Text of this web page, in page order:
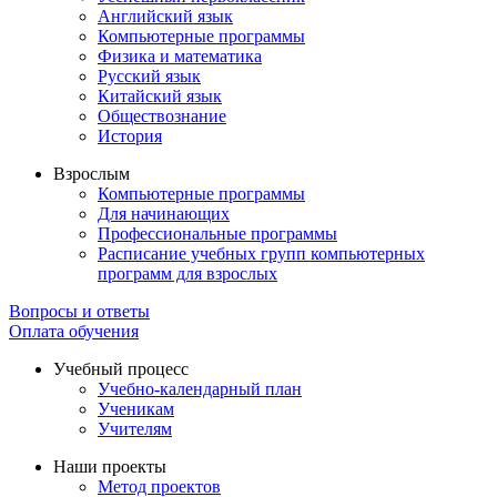
Английский язык
Компьютерные программы
Физика и математика
Русский язык
Китайский язык
Обществознание
История
Взрослым
Компьютерные программы
Для начинающих
Профессиональные программы
Расписание учебных групп компьютерных
программ для взрослых
Вопросы и ответы
Оплата обучения
Учебный процесс
Учебно-календарный план
Ученикам
Учителям
Наши проекты
Метод проектов